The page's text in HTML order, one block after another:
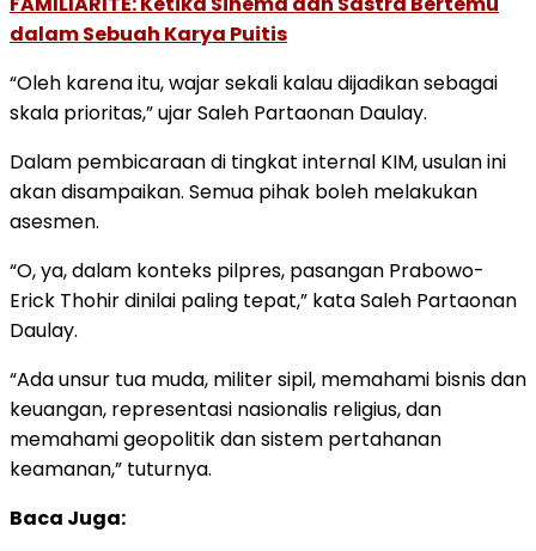
dalam Sebuah Karya Puitis
“Oleh karena itu, wajar sekali kalau dijadikan sebagai
skala prioritas,” ujar Saleh Partaonan Daulay.
Dalam pembicaraan di tingkat internal KIM, usulan ini
akan disampaikan. Semua pihak boleh melakukan
asesmen.
“O, ya, dalam konteks pilpres, pasangan Prabowo-
Erick Thohir dinilai paling tepat,” kata Saleh Partaonan
Daulay.
“Ada unsur tua muda, militer sipil, memahami bisnis dan
keuangan, representasi nasionalis religius, dan
memahami geopolitik dan sistem pertahanan
keamanan,” tuturnya.
Baca Juga: